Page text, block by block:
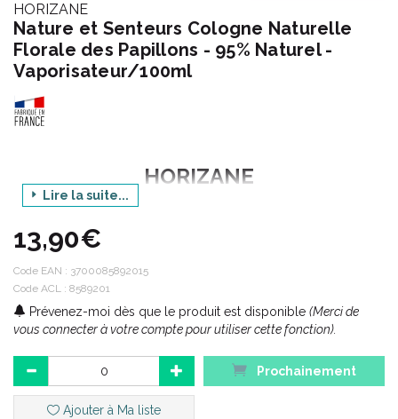
HORIZANE
Nature et Senteurs Cologne Naturelle
Florale des Papillons - 95% Naturel -
Vaporisateur/100ml
HORIZANE
Gamme : NATURE ET SENTEURS
Produit : COLOGNE NATURELLE 95% NATUREL
Senteur : FLORALE DES PAPILLONS
Conditionnement : 100 ml
Code EAN : 3700085892015
Lire la suite...
13,90€
Code EAN : 3700085892015
Code ACL : 8589201
Prévenez-moi dès que le produit est disponible (Merci de
vous connecter à votre compte pour utiliser cette fonction).
Prochainement
Ajouter à Ma liste